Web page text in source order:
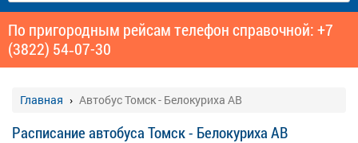
По пригородным рейсам телефон справочной: +7
(3822) 54‑07-30
Главная Автобус Томск - Белокуриха АВ
Расписание автобуса Томск - Белокуриха АВ